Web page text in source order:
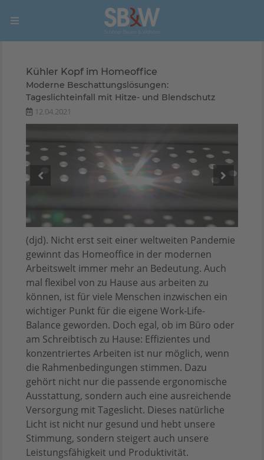
Kühler Kopf im Homeoffice
Moderne Beschattungslösungen:
Tageslichteinfall mit Hitze- und Blendschutz
12.04.2021
(djd). Nicht erst seit einer weltweiten Pandemie
gewinnt das Homeoffice in der modernen
Arbeitswelt immer mehr an Bedeutung. Auch
mal flexibel von zu Hause aus arbeiten zu
können, ist für viele Menschen inzwischen ein
wichtiger Punkt für die eigene Work-Life-
Balance geworden. Doch egal, ob im Büro oder
am Schreibtisch zu Hause: Effizientes und
konzentriertes Arbeiten ist nur möglich, wenn
die Rahmenbedingungen stimmen. Dazu
gehört nicht nur die passende ergonomische
Ausstattung, sondern auch eine ausreichende
Versorgung mit Tageslicht. Dieses natürliche
Licht ist nicht nur gesund und hebt unsere
Stimmung, sondern steigert auch unsere
Leistungsfähigkeit und Produktivität.